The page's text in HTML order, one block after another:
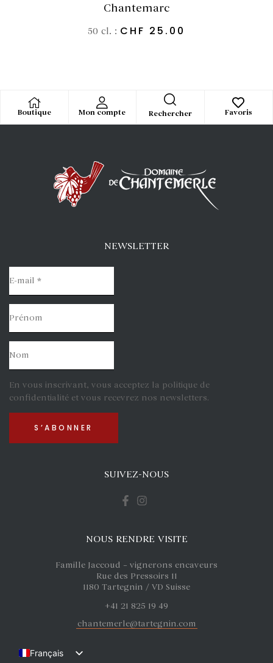
Chantemarc
50 cl. : CHF 25.00
Boutique Mon compte Rechercher Favoris
NEWSLETTER
En vous inscrivant, vous acceptez la politique de
confidentialité et vous recevrez nos newsletters.
SUIVEZ-NOUS
NOUS RENDRE VISITE
Famille Jaccoud – vignerons encaveurs
Rue des Pressoirs 11
1180 Tartegnin / VD Suisse
+41 21 825 19 49
chantemerle@tartegnin.com
Français